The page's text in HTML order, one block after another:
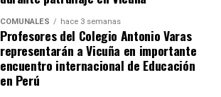
COMUNALES hace 3 semanas
Profesores del Colegio Antonio Varas
representarán a Vicuña en importante
encuentro internacional de Educación
en Perú